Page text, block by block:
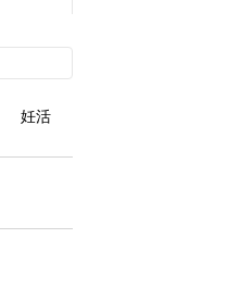
妊活